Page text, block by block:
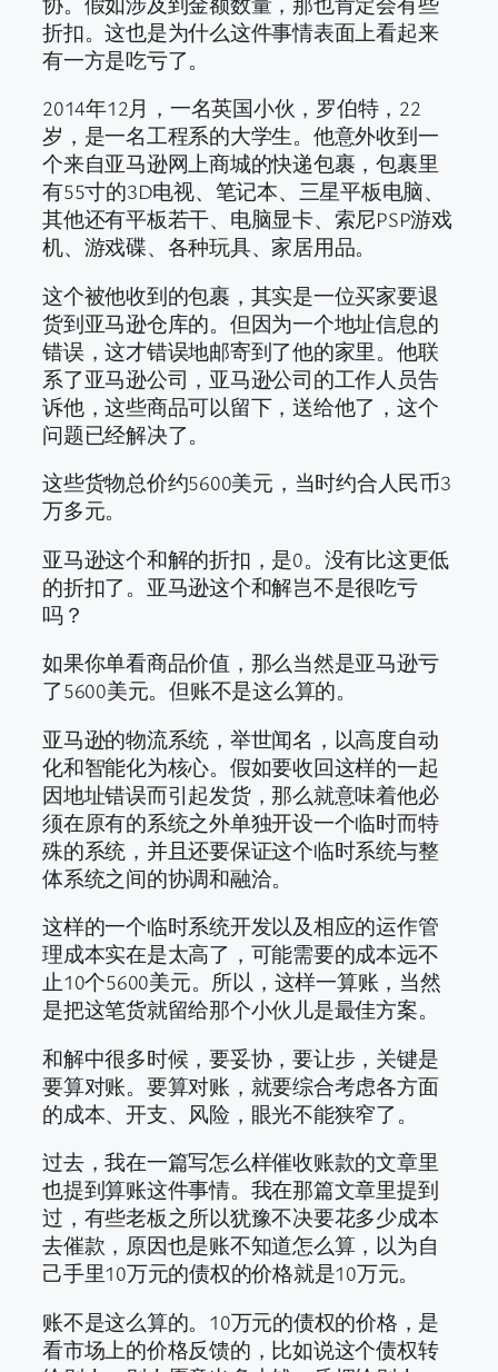
折扣。这也是为什么这件事情表面上看起来
有一方是吃亏了。
2014年12月，一名英国小伙，罗伯特，22
岁，是一名工程系的大学生。他意外收到一
个来自亚马逊网上商城的快递包裹，包裹里
有55寸的3D电视、笔记本、三星平板电脑、
其他还有平板若干、电脑显卡、索尼PSP游戏
机、游戏碟、各种玩具、家居用品。
这个被他收到的包裹，其实是一位买家要退
货到亚马逊仓库的。但因为一个地址信息的
错误，这才错误地邮寄到了他的家里。他联
系了亚马逊公司，亚马逊公司的工作人员告
诉他，这些商品可以留下，送给他了，这个
问题已经解决了。
这些货物总价约5600美元，当时约合人民币3
万多元。
亚马逊这个和解的折扣，是0。没有比这更低
的折扣了。亚马逊这个和解岂不是很吃亏
吗？
如果你单看商品价值，那么当然是亚马逊亏
了5600美元。但账不是这么算的。
亚马逊的物流系统，举世闻名，以高度自动
化和智能化为核心。假如要收回这样的一起
因地址错误而引起发货，那么就意味着他必
须在原有的系统之外单独开设一个临时而特
殊的系统，并且还要保证这个临时系统与整
体系统之间的协调和融洽。
这样的一个临时系统开发以及相应的运作管
理成本实在是太高了，可能需要的成本远不
止10个5600美元。所以，这样一算账，当然
是把这笔货就留给那个小伙儿是最佳方案。
和解中很多时候，要妥协，要让步，关键是
要算对账。要算对账，就要综合考虑各方面
的成本、开支、风险，眼光不能狭窄了。
过去，我在一篇写怎么样催收账款的文章里
也提到算账这件事情。我在那篇文章里提到
过，有些老板之所以犹豫不决要花多少成本
去催款，原因也是账不知道怎么算，以为自
己手里10万元的债权的价格就是10万元。
账不是这么算的。10万元的债权的价格，是
看市场上的价格反馈的，比如说这个债权转